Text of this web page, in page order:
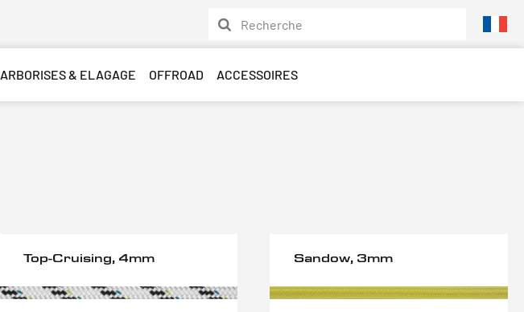
ARBORISES & ELAGAGE OFFROAD ACCESSOIRES
Top-Cruising, 4mm Sandow, 3mm